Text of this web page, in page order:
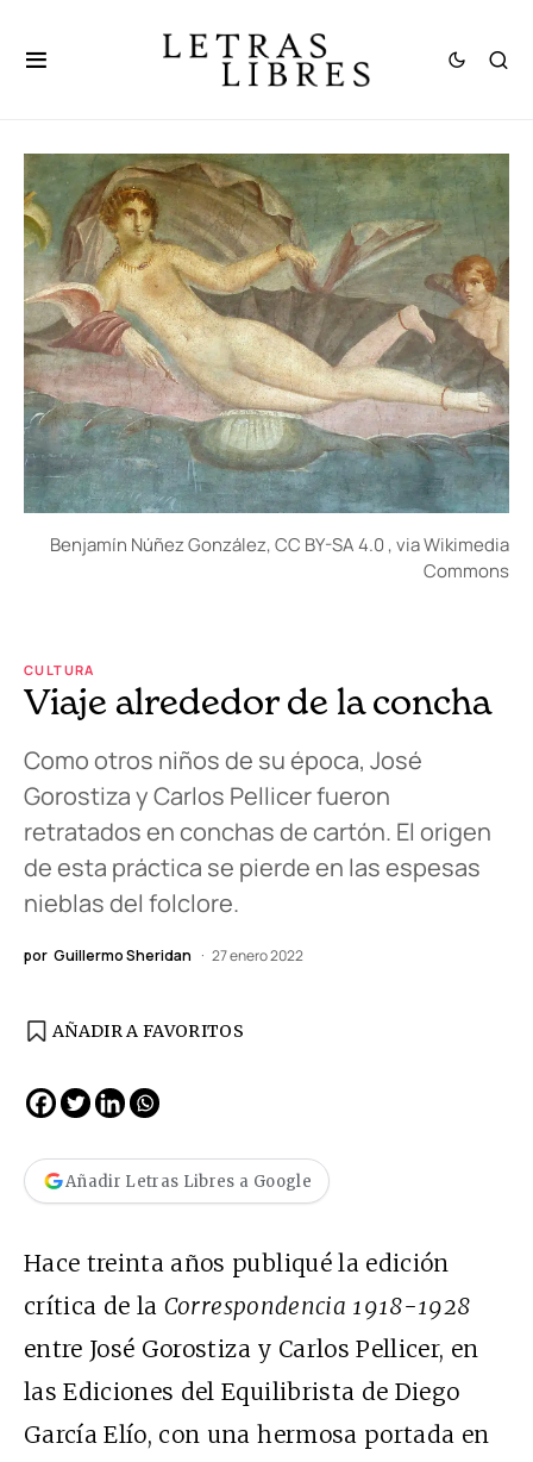
Benjamín Núñez González, CC BY-SA 4.0 , via Wikimedia
Commons
CULTURA
Viaje alrededor de la concha
Como otros niños de su época, José
Gorostiza y Carlos Pellicer fueron
retratados en conchas de cartón. El origen
de esta práctica se pierde en las espesas
nieblas del folclore.
por Guillermo Sheridan 27 enero 2022
AÑADIR A FAVORITOS
Añadir Letras Libres a Google
Hace treinta años publiqué la edición
crítica de la Correspondencia 1918-1928
entre José Gorostiza y Carlos Pellicer, en
las Ediciones del Equilibrista de Diego
García Elío, con una hermosa portada en